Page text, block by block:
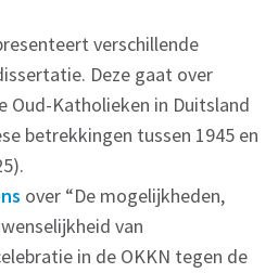
verschillende
Deze gaat over
Oud-Katholieken in Duitsland
betrekkingen tussen 1945 en
over “De mogelijkheden,
van
in de OKKN tegen de